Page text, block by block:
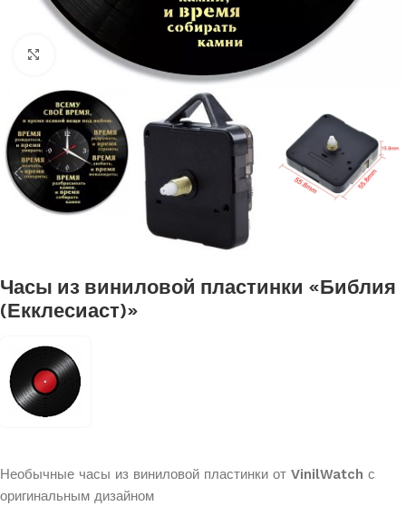
Нажмите, чтобы увеличить
Часы из виниловой пластинки «Библия
(Екклесиаст)»
Необычные часы из виниловой пластинки от VinilWatch с
оригинальным дизайном